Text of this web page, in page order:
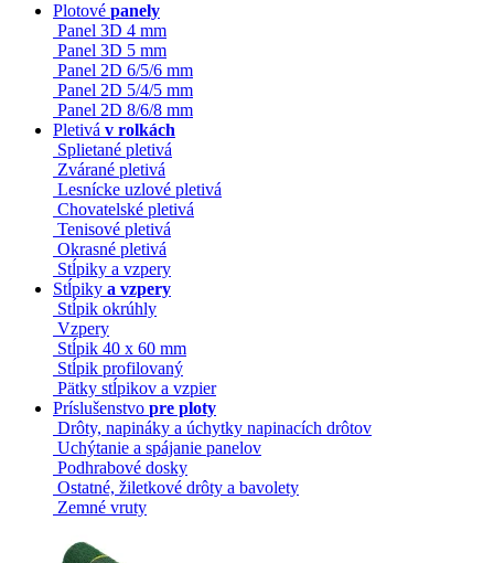
Plotové panely
Panel 3D 4 mm
Panel 3D 5 mm
Panel 2D 6/5/6 mm
Panel 2D 5/4/5 mm
Panel 2D 8/6/8 mm
Pletivá v rolkách
Splietané pletivá
Zvárané pletivá
Lesnícke uzlové pletivá
Chovatelské pletivá
Tenisové pletivá
Okrasné pletivá
Stĺpiky a vzpery
Stĺpiky a vzpery
Stĺpik okrúhly
Vzpery
Stĺpik 40 x 60 mm
Stĺpik profilovaný
Pätky stĺpikov a vzpier
Príslušenstvo pre ploty
Drôty, napináky a úchytky napinacích drôtov
Uchýtanie a spájanie panelov
Podhrabové dosky
Ostatné, žiletkové drôty a bavolety
Zemné vruty